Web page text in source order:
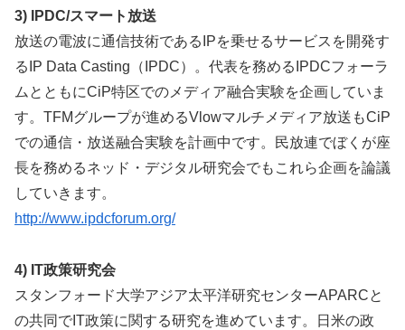
3) IPDC/スマート放送
放送の電波に通信技術であるIPを乗せるサービスを開発す
るIP Data Casting（IPDC）。代表を務めるIPDCフォーラ
ムとともにCiP特区でのメディア融合実験を企画していま
す。TFMグループが進めるVlowマルチメディア放送もCiP
での通信・放送融合実験を計画中です。民放連でぼくが座
長を務めるネッド・デジタル研究会でもこれら企画を論議
していきます。
http://www.ipdcforum.org/
4) IT政策研究会
スタンフォード大学アジア太平洋研究センターAPARCと
の共同でIT政策に関する研究を進めています。日米の政